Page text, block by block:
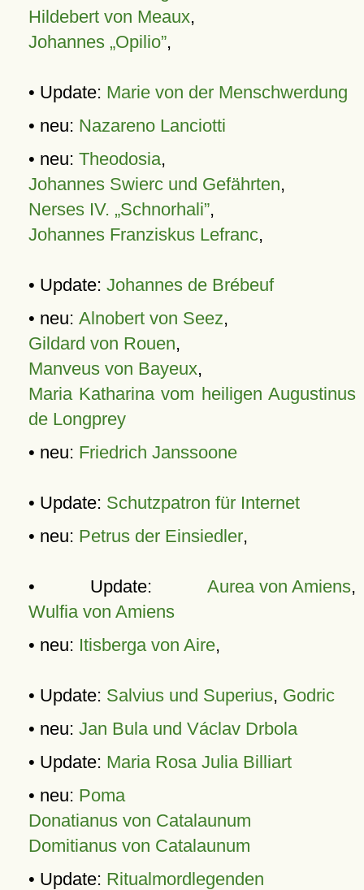
Hildebert von Meaux,
Johannes „Opilio”,
• Update: Marie von der Menschwerdung
• neu: Nazareno Lanciotti
• neu: Theodosia,
Johannes Swierc und Gefährten,
Nerses IV. „Schnorhali”,
Johannes Franziskus Lefranc,
• Update: Johannes de Brébeuf
• neu: Alnobert von Seez,
Gildard von Rouen,
Manveus von Bayeux,
Maria Katharina vom heiligen Augustinus
de Longprey
• neu: Friedrich Janssoone
• Update: Schutzpatron für Internet
• neu: Petrus der Einsiedler,
• Update: Aurea von Amiens,
Wulfia von Amiens
• neu: Itisberga von Aire,
• Update: Salvius und Superius, Godric
• neu: Jan Bula und Václav Drbola
• Update: Maria Rosa Julia Billiart
• neu: Poma
Donatianus von Catalaunum
Domitianus von Catalaunum
• Update: Ritualmordlegenden